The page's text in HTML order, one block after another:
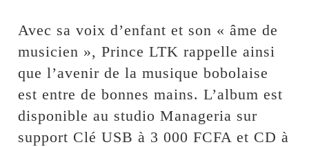
Avec sa voix d’enfant et son « âme de
musicien », Prince LTK rappelle ainsi
que l’avenir de la musique bobolaise
est entre de bonnes mains. L’album est
disponible au studio Manageria sur
support Clé USB à 3 000 FCFA et CD à